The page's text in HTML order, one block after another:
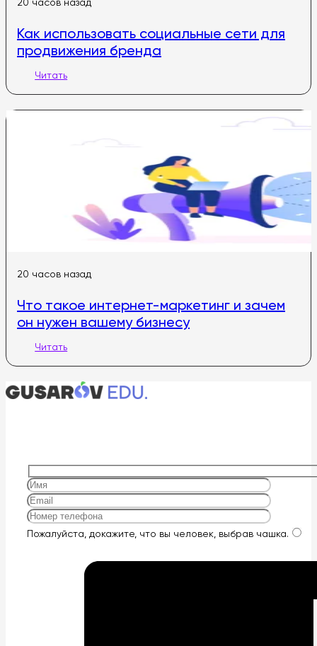
20 часов назад
Как использовать социальные сети для
продвижения бренда
Читать
20 часов назад
Что такое интернет-маркетинг и зачем
он нужен вашему бизнесу
Читать
Оставьте
Пожалуйста, докажите, что вы человек, выбрав чашка.